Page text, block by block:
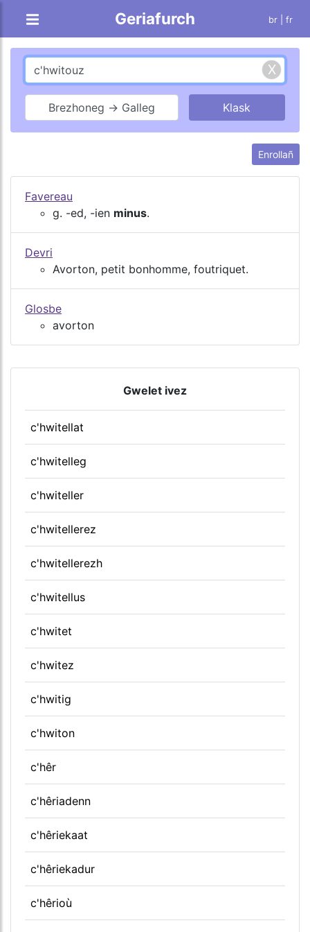
Geriafurch br | fr
Brezhoneg → Galleg
Enrollañ
Favereau
g. -ed, -ien minus.
Devri
Avorton, petit bonhomme, foutriquet.
Glosbe
avorton
Gwelet ivez
c'hwitellat
c'hwitelleg
c'hwiteller
c'hwitellerez
c'hwitellerezh
c'hwitellus
c'hwitet
c'hwitez
c'hwitig
c'hwiton
c'hêr
c'hêriadenn
c'hêriekaat
c'hêriekadur
c'hêrioù